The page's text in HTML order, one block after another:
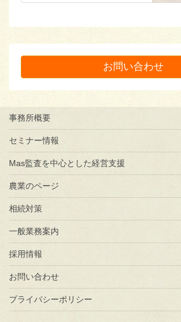
お問い合わせ
事務所概要
セミナー情報
Mas監査を中心とした経営支援
農業のページ
相続対策
一般業務案内
採用情報
お問い合わせ
プライバシーポリシー